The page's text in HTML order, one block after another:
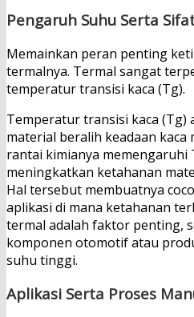
Pengaruh Suhu Serta
Memainkan peran penting
termalnya. Termal sangat
temperatur transisi kaca (Tg).
Temperatur transisi kaca (Tg)
material beralih keadaan kaca
rantai kimianya memengaruhi
meningkatkan ketahanan
Hal tersebut membuatnya
aplikasi di mana ketahanan
termal adalah faktor penting,
komponen otomotif atau
suhu tinggi.
Aplikasi Serta Proses